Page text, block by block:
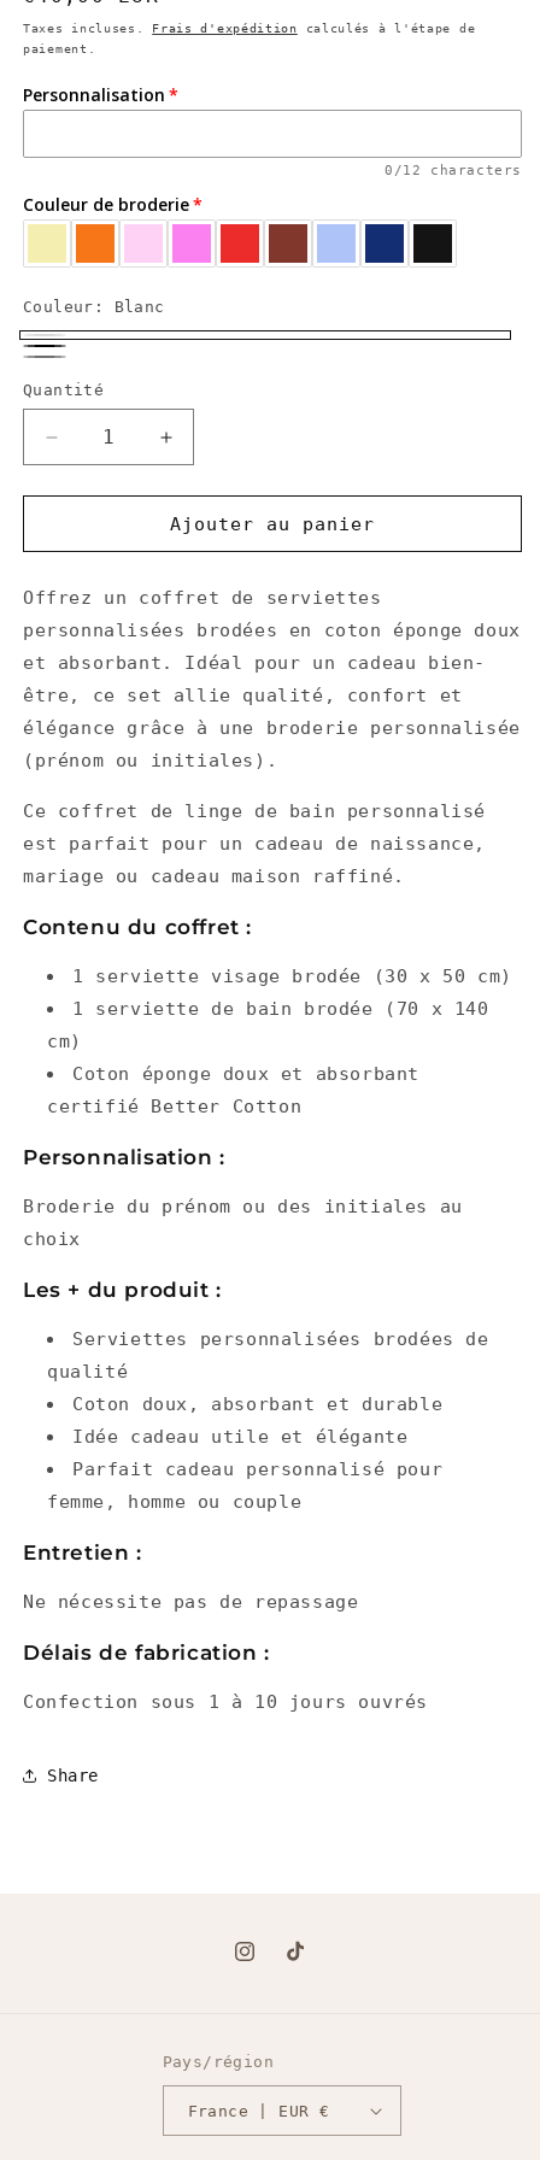
habituel
Taxes incluses. Frais d'expédition calculés à l'étape de
paiement.
Personnalisation
0/12 characters
Couleur de broderie
Couleur: Blanc
Blanc
Noir
Quantité
Réduire
la
quantité
Coffret
personnalisées
brodées
Augmenter
la
quantité
de
Coffret
personnalisées
brodées
Ajouter au panier
Offrez un coffret de serviettes
personnalisées brodées en coton éponge doux
et absorbant. Idéal pour un cadeau bien-
être, ce set allie qualité, confort et
élégance grâce à une broderie personnalisée
(prénom ou initiales).
Ce coffret de linge de bain personnalisé
est parfait pour un cadeau de naissance,
mariage ou cadeau maison raffiné.
Contenu du coffret :
1 serviette visage brodée (30 x 50 cm)
1 serviette de bain brodée (70 x 140
cm)
Coton éponge doux et absorbant
certifié Better Cotton
Personnalisation :
Broderie du prénom ou des initiales au
choix
Les + du produit :
Serviettes personnalisées brodées de
qualité
Coton doux, absorbant et durable
Idée cadeau utile et élégante
Parfait cadeau personnalisé pour
femme, homme ou couple
Entretien :
Ne nécessite pas de repassage
Délais de fabrication :
Confection sous 1 à 10 jours ouvrés
Share
Instagram
TikTok
Pays/région
France | EUR €